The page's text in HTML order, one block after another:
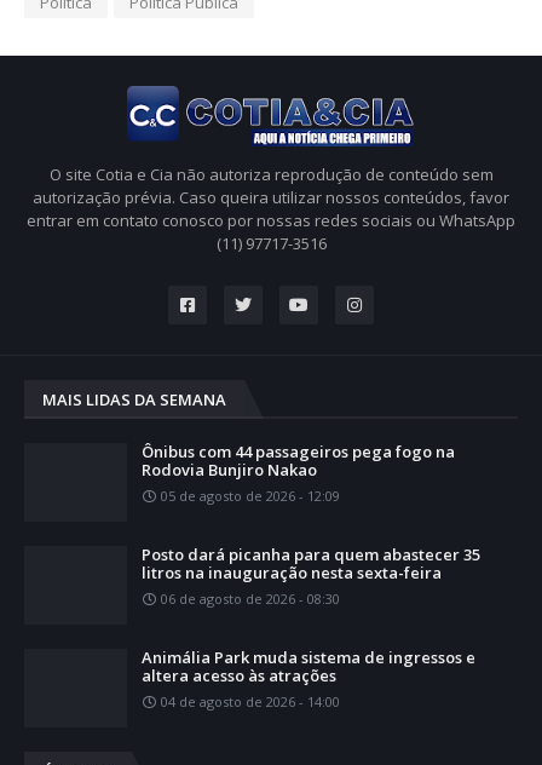
O site Cotia e Cia não autoriza reprodução de conteúdo sem
autorização prévia. Caso queira utilizar nossos conteúdos, favor
entrar em contato conosco por nossas redes sociais ou WhatsApp
(11) 97717-3516
MAIS LIDAS DA SEMANA
Ônibus com 44 passageiros pega fogo na
Rodovia Bunjiro Nakao
05 de agosto de 2026 - 12:09
Posto dará picanha para quem abastecer 35
litros na inauguração nesta sexta-feira
06 de agosto de 2026 - 08:30
Animália Park muda sistema de ingressos e
altera acesso às atrações
04 de agosto de 2026 - 14:00